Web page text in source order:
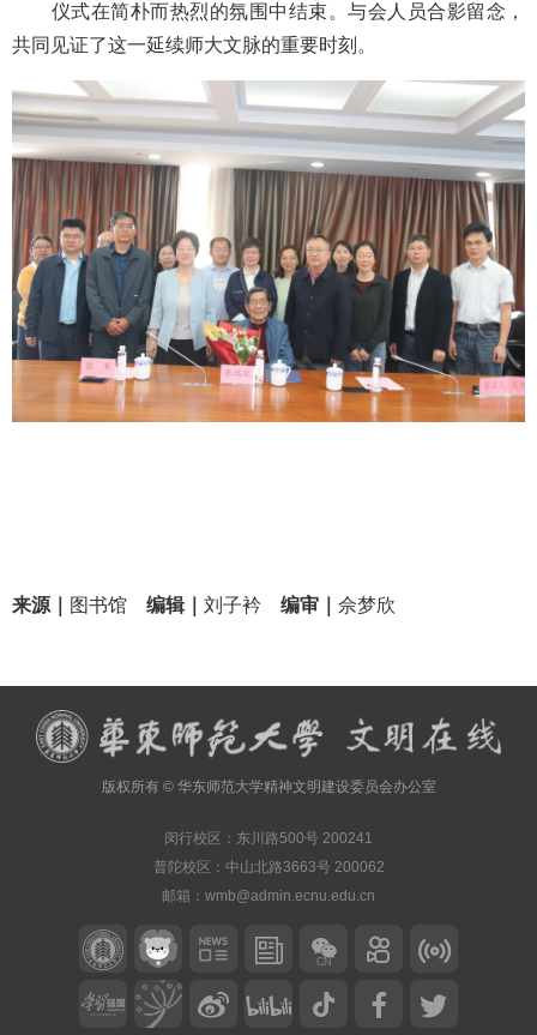
仪式在简朴而热烈的氛围中结束。与会人员合影留念，
共同见证了这一延续师大文脉的重要时刻。
来源｜ 图书馆 编辑｜ 刘子衿 编审｜ 佘梦欣
版权所有 © 华东师范大学精神文明建设委员会办公室
闵行校区：东川路500号 200241
普陀校区：中山北路3663号 200062
邮箱：wmb@admin.ecnu.edu.cn